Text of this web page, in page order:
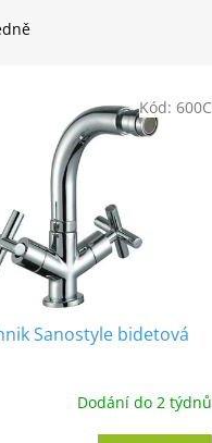
Sanostyle bidetová
Dodání do 2 týdnů
Kód: 600C